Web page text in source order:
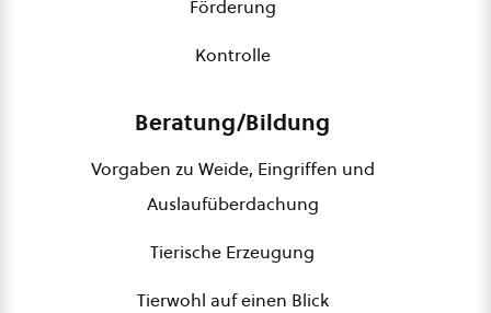
Förderung
Kontrolle
Beratung/Bildung
Vorgaben zu Weide, Eingriffen und
Auslaufüberdachung
Tierische Erzeugung
Tierwohl auf einen Blick